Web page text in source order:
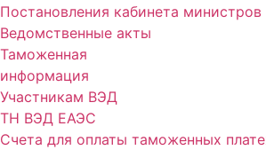
Постановления кабинета министров
Ведомственные акты
Таможенная
информация
Участникам ВЭД
ТН ВЭД ЕАЭС
Счета для оплаты таможенных